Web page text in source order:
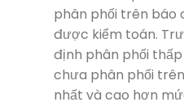
phân phối trên báo
được kiểm toán.
định phân phối
chưa phân phối
nhất và cao hơn